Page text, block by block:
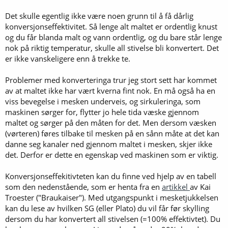
Det skulle egentlig ikke være noen grunn til å få dårlig
konversjonseffektivitet. Så lenge alt maltet er ordentlig knust
og du får blanda malt og vann ordentlig, og du bare står lenge
nok på riktig temperatur, skulle all stivelse bli konvertert. Det
er ikke vanskeligere enn å trekke te.
Problemer med konverteringa trur jeg stort sett har kommet
av at maltet ikke har vært kverna fint nok. En må også ha en
viss bevegelse i mesken underveis, og sirkuleringa, som
maskinen sørger for, flytter jo hele tida væske gjennom
maltet og sørger på den måten for det. Men dersom væsken
(vørteren) føres tilbake til mesken på en sånn måte at det kan
danne seg kanaler ned gjennom maltet i mesken, skjer ikke
det. Derfor er dette en egenskap ved maskinen som er viktig.
Konversjonseffekitivteten kan du finne ved hjelp av en tabell
som den nedenstående, som er henta fra en artikkel av Kai
Troester ("Braukaiser"). Med utgangspunkt i mesketjukkelsen
kan du lese av hvilken SG (eller Plato) du vil får før skylling
dersom du har konvertert all stivelsen (=100% effektivtet). Du